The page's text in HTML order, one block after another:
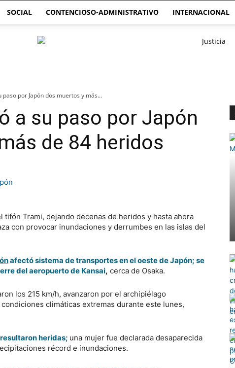
SOCIAL CONTENCIOSO-ADMINISTRATIVO INTERNACIONAL
por Japón dos muertos y más...
a su paso por Japón
de 84 heridos
tifón Trami, dejando decenas de heridos y hasta ahora
con provocar inundaciones y derrumbes en las islas del
afectó sistema de transportes en el oeste de Japón; se
del aeropuerto de Kansai, cerca de Osaka.
los 215 km/h, avanzaron por el archipiélago
climáticas extremas durante este lunes,
heridas; una mujer fue declarada desaparecida
récord e inundaciones.